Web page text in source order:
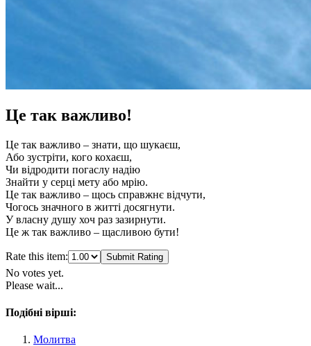
Це так важливо!
Це так важливо – знати, що шукаєш,
Або зустріти, кого кохаєш,
Чи відродити погаслу надію
Знайти у серці мету або мрію.
Це так важливо – щось справжнє відчути,
Чогось значного в житті досягнути.
У власну душу хоч раз зазирнути.
Це ж так важливо – щасливою бути!
Rate this item: Submit Rating
No votes yet.
Please wait...
Подібні вірші:
Молитва